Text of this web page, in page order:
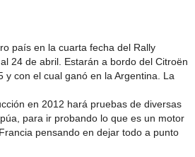
país en la cuarta fecha del Rally
24 de abril. Estarán a bordo del Citroën
y con el cual ganó en la Argentina. La
en 2012 hará pruebas de diversas
para ir probando lo que es un motor
pensando en dejar todo a punto